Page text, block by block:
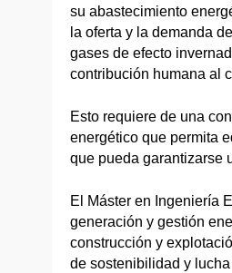
su abastecimiento
la oferta y la demanda
gases de efecto
contribución humana al
Esto requiere de una
energético que permita
que pueda garantizarse
El Máster en Ingeniería
generación y gestión
construcción y
de sostenibilidad y